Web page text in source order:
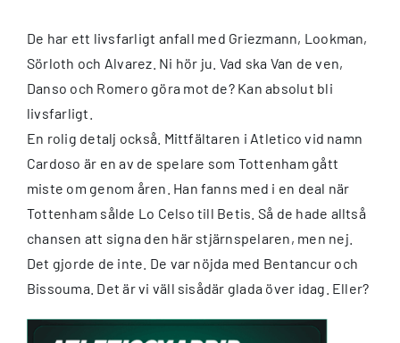
De har ett livsfarligt anfall med Griezmann, Lookman,
Sörloth och Alvarez. Ni hör ju. Vad ska Van de ven,
Danso och Romero göra mot de? Kan absolut bli
livsfarligt.
En rolig detalj också. Mittfältaren i Atletico vid namn
Cardoso är en av de spelare som Tottenham gått
miste om genom åren. Han fanns med i en deal när
Tottenham sålde Lo Celso till Betis. Så de hade alltså
chansen att signa den här stjärnspelaren, men nej.
Det gjorde de inte. De var nöjda med Bentancur och
Bissouma. Det är vi väll sisådär glada över idag. Eller?